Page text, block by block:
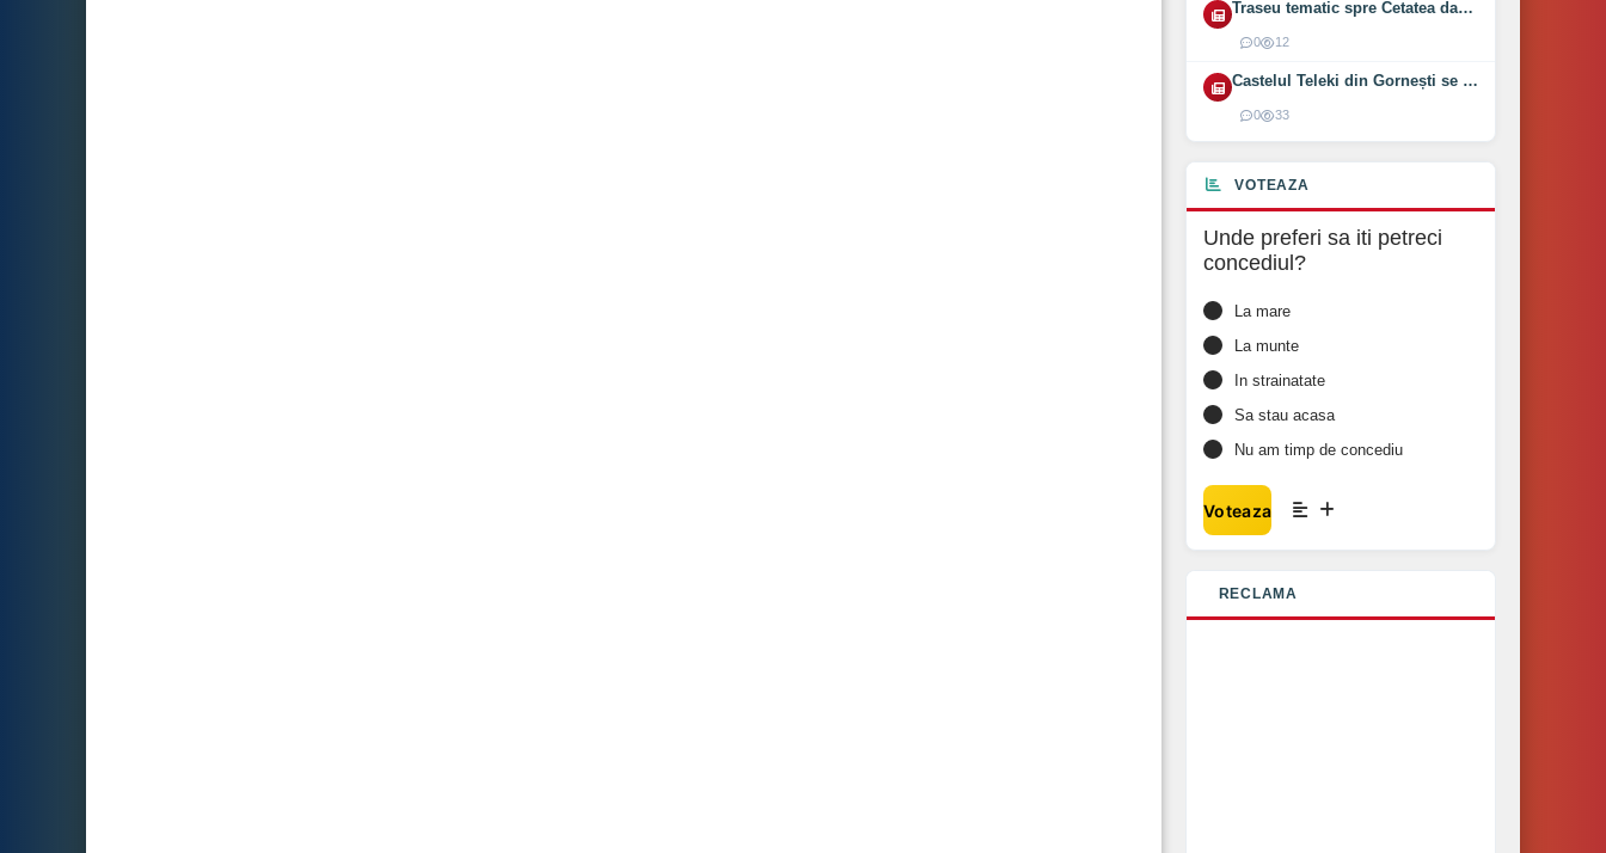
Traseu tematic spre Cetatea dacică Bănița deschis (2026)
0 12
Castelul Teleki din Gornești se redeschide pe 1 august 2026
0 33
VOTEAZA
Unde preferi sa iti petreci
concediul?
La mare
La munte
In strainatate
Sa stau acasa
Nu am timp de concediu
Voteaza
RECLAMA